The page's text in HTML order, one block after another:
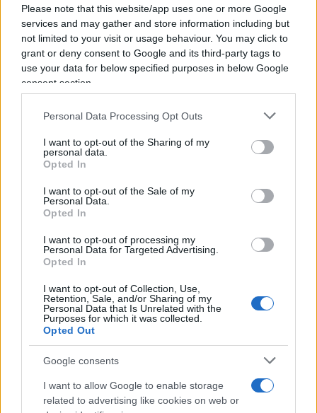
Please note that this website/app uses one or more Google
services and may gather and store information including but
not limited to your visit or usage behaviour. You may click to
grant or deny consent to Google and its third-party tags to
use your data for below specified purposes in below Google
consent section.
Personal Data Processing Opt Outs
I want to opt-out of the Sharing of my
personal data.
Opted In
I want to opt-out of the Sale of my
Personal Data.
Opted In
I want to opt-out of processing my
Personal Data for Targeted Advertising.
Opted In
I want to opt-out of Collection, Use,
Retention, Sale, and/or Sharing of my
Personal Data that Is Unrelated with the
Purposes for which it was collected.
Opted Out
Google consents
I want to allow Google to enable storage
related to advertising like cookies on web or
trascorrere dei mesi e degli anni si è dimostrato
propenso ad uscire dall’Ue anche in assenza di un
accordo, una mossa giudicata dai critici come un
tentativo di garantirsi un appoggio tra i
backbencherseuroscettici del partito.
una prossima indagine da parte della polizia
perché la materia in questione riguarda la
sicurezza nazionale. Il ruolo di Huawei nella
costruzione della rete 5G è stata infatti discussa al
National Security Council
probabilmente proviene il personaggio che ha
fatto rotolare la testa di Williamson. Si tratta di Sir
indagini interne all’indomani della pubblicazione
Telegraph, chiedendo di poter visionare le
email spedite dagli ambienti governativi per
stanare la talpa – richiesta alla quale Williamson
si è opposto, finendo di diritto sotto la lente di
ingrandimento.